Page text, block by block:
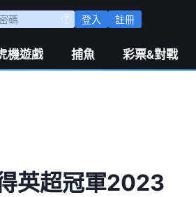
登入 註冊
機遊戲 捕魚 彩票&對戰
英超冠軍2023